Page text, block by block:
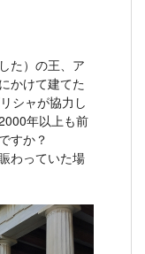
た）の王、ア
かけて建てた
シャが協力し
年以上も前
すか？
わっていた場